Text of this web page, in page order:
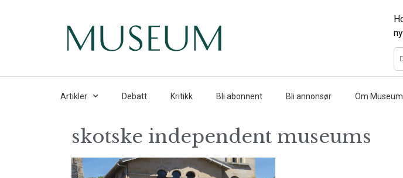
Artikler Debatt Kritikk Bli abonnent Bli annonsør Om Museum
skotske independent museums